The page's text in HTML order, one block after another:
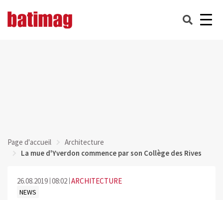
Page d'accueil
Architecture
La mue d'Yverdon commence par son Collège des Rives
26.08.2019 08:02 ARCHITECTURE
NEWS